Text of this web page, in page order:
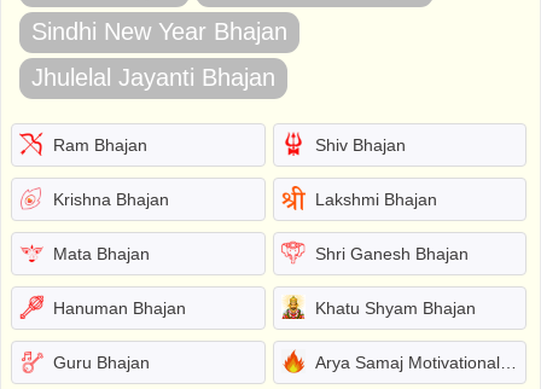
Sindhi New Year Bhajan
Jhulelal Jayanti Bhajan
Ram Bhajan Shiv Bhajan
Krishna Bhajan Lakshmi Bhajan
Mata Bhajan Shri Ganesh Bhajan
Hanuman Bhajan Khatu Shyam Bhajan
Guru Bhajan Arya Samaj Motivational Bhajans